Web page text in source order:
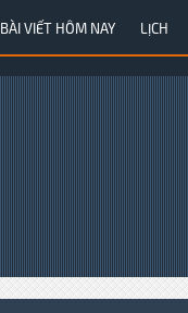
BÀI VIẾT HÔM NAY LỊCH